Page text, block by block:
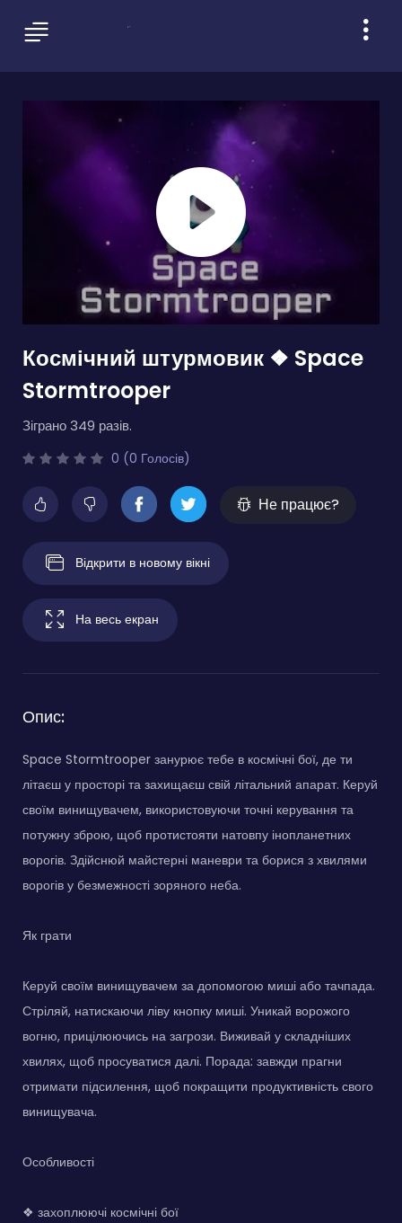
Космічний штурмовик ❖ Space
Stormtrooper
Зіграно 349 разів.
0 (0 Голосів)
Не працює?
Відкрити в новому вікні
На весь екран
Опис:
Space Stormtrooper занурює тебе в космічні бої, де ти
літаєш у просторі та захищаєш свій літальний апарат. Керуй
своїм винищувачем, використовуючи точні керування та
потужну зброю, щоб протистояти натовпу інопланетних
ворогів. Здійснюй майстерні маневри та борися з хвилями
ворогів у безмежності зоряного неба.
Як грати
Керуй своїм винищувачем за допомогою миші або тачпада.
Стріляй, натискаючи ліву кнопку миші. Уникай ворожого
вогню, прицілюючись на загрози. Виживай у складніших
хвилях, щоб просуватися далі. Порада: завжди прагни
отримати підсилення, щоб покращити продуктивність свого
винищувача.
Особливості
❖ захоплюючі космічні бої